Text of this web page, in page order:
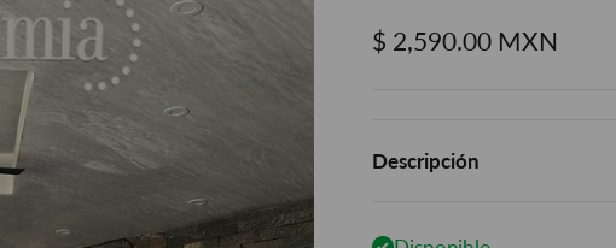
Precio de oferta
$ 2,590.00 MXN
Descripción